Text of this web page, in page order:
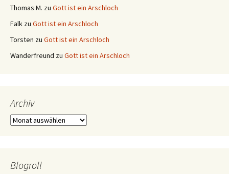
Thomas M. zu Gott ist ein Arschloch
Falk zu Gott ist ein Arschloch
Torsten zu Gott ist ein Arschloch
Wanderfreund zu Gott ist ein Arschloch
Archiv
Archiv
Blogroll